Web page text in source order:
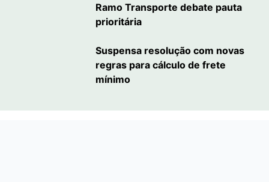
Ramo Transporte debate pauta
prioritária
Suspensa resolução com novas
regras para cálculo de frete
mínimo